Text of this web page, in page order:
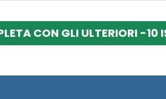
CON GLI ULTERIORI -10